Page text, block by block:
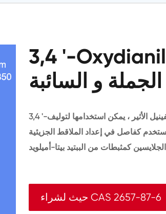
3,4 '-
الجملة و السائبة
3,4 '-أوكسيديانيلين يستخدم وسيطة الصيدلانية. 3,4 ''-ديامينوديفينيل الأثير ، يمكن استخدامها لتوليف
تستخدم كفاصل في إعداد الملاقط الجزيئية
حيث لشراء CAS 2657-87-6